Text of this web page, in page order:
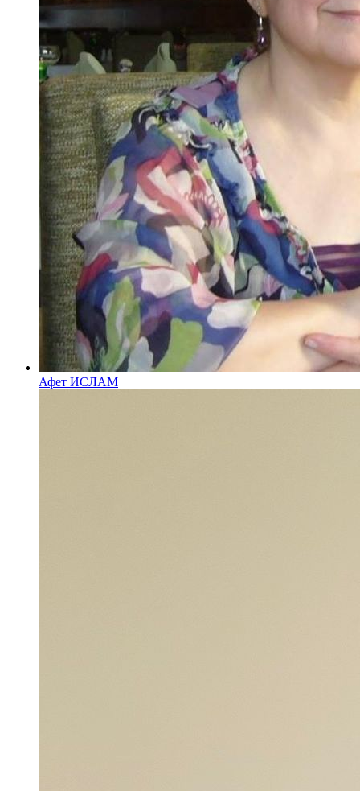
Афет ИСЛАМ